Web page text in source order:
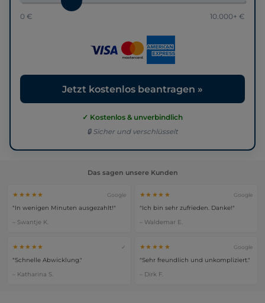
0 € 10.000+ €
Jetzt kostenlos beantragen »
✓ Kostenlos & unverbindlich
🔒 Sicher und verschlüsselt
Das sagen unsere Kunden
★★★★★ Google
"In wenigen Minuten ausgezahlt!"
– Swantje K.
★★★★★ Google
"Ich bin sehr zufrieden. Danke!"
– Waldemar E.
★★★★★ ✓
"Schnelle Abwicklung."
– Katharina S.
★★★★★ Google
"Sehr freundlich und unkompliziert."
– Dirk F.